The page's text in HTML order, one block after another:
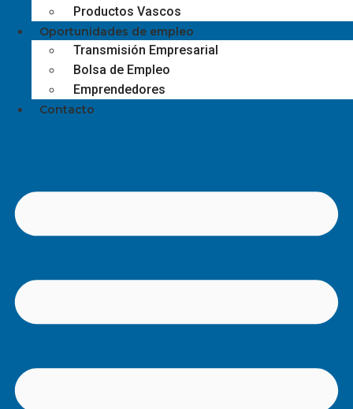
Productos Vascos
Oportunidades de empleo
Transmisión Empresarial
Bolsa de Empleo
Emprendedores
Contacto